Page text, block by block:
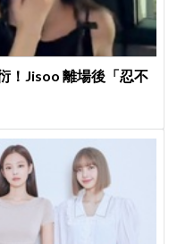
！Jisoo 離場後「忍不